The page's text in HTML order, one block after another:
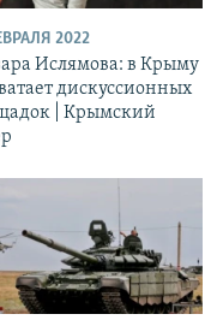
2022
Ислямова: в Крыму
дискуссионных
| Крымский